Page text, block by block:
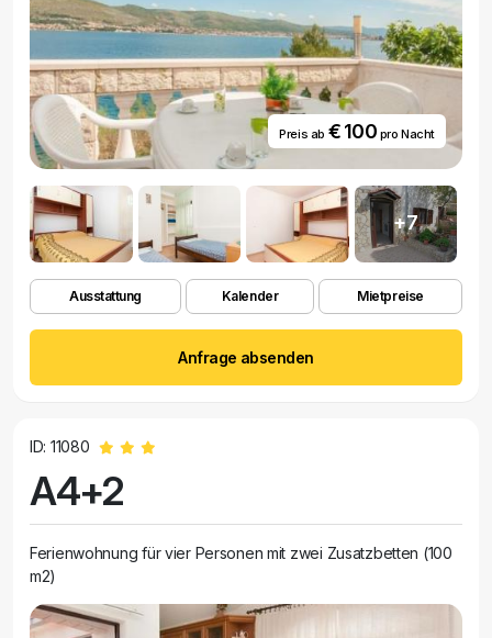
Preis ab € 100 pro Nacht
+7
Ausstattung Kalender Mietpreise
Anfrage absenden
ID: 11080
A4+2
Ferienwohnung für vier Personen mit zwei Zusatzbetten (100
m2)